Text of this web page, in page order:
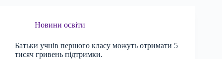
Новини освіти
Батьки учнів першого класу можуть отримати 5
тисяч гривень підтримки.